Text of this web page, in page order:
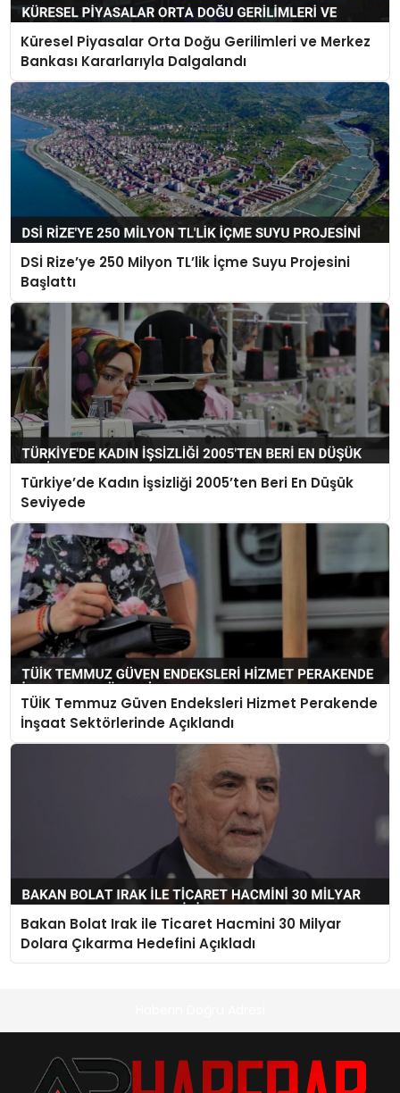
Küresel Piyasalar Orta Doğu Gerilimleri ve Merkez
Bankası Kararlarıyla Dalgalandı
DSİ Rize’ye 250 Milyon TL’lik İçme Suyu Projesini
Başlattı
Türkiye’de Kadın İşsizliği 2005’ten Beri En Düşük
Seviyede
TÜİK Temmuz Güven Endeksleri Hizmet Perakende
İnşaat Sektörlerinde Açıklandı
Bakan Bolat Irak ile Ticaret Hacmini 30 Milyar
Dolara Çıkarma Hedefini Açıkladı